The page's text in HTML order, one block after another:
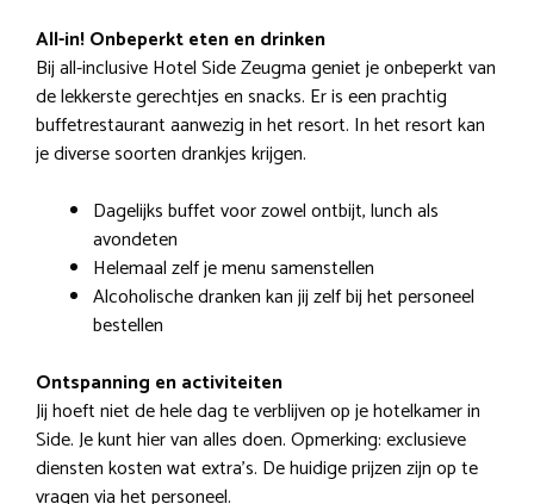
All-in! Onbeperkt eten en drinken
Bij all-inclusive Hotel Side Zeugma geniet je onbeperkt van
de lekkerste gerechtjes en snacks. Er is een prachtig
buffetrestaurant aanwezig in het resort. In het resort kan
je diverse soorten drankjes krijgen.
Dagelijks buffet voor zowel ontbijt, lunch als
avondeten
Helemaal zelf je menu samenstellen
Alcoholische dranken kan jij zelf bij het personeel
bestellen
Ontspanning en activiteiten
Jij hoeft niet de hele dag te verblijven op je hotelkamer in
Side. Je kunt hier van alles doen. Opmerking: exclusieve
diensten kosten wat extra’s. De huidige prijzen zijn op te
vragen via het personeel.